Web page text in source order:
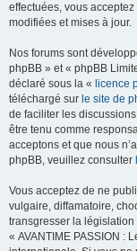
effectuées, vous
modifiées et mises à jour.
Nos forums sont
phpBB » et « phpBB
déclaré sous la « licence
téléchargé sur le site de
de faciliter les
être tenu comme
acceptons et que nous
phpBB, veuillez consulter
Vous acceptez de ne
vulgaire, diffamatoire,
transgresser la
« AVANTIME PASSION :